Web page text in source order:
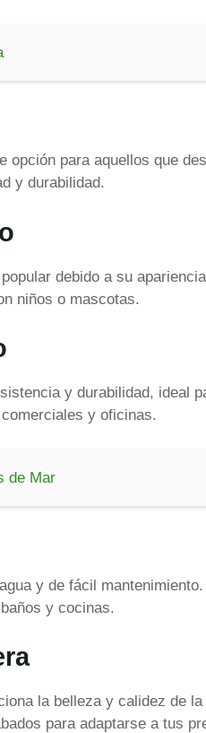
opción para aquellos que
y durabilidad.
debido a su
niños o mascotas.
y durabilidad, ideal
y oficinas.
de Mar
y de fácil
y cocinas.
la belleza y calidez de
para adaptarse a tus